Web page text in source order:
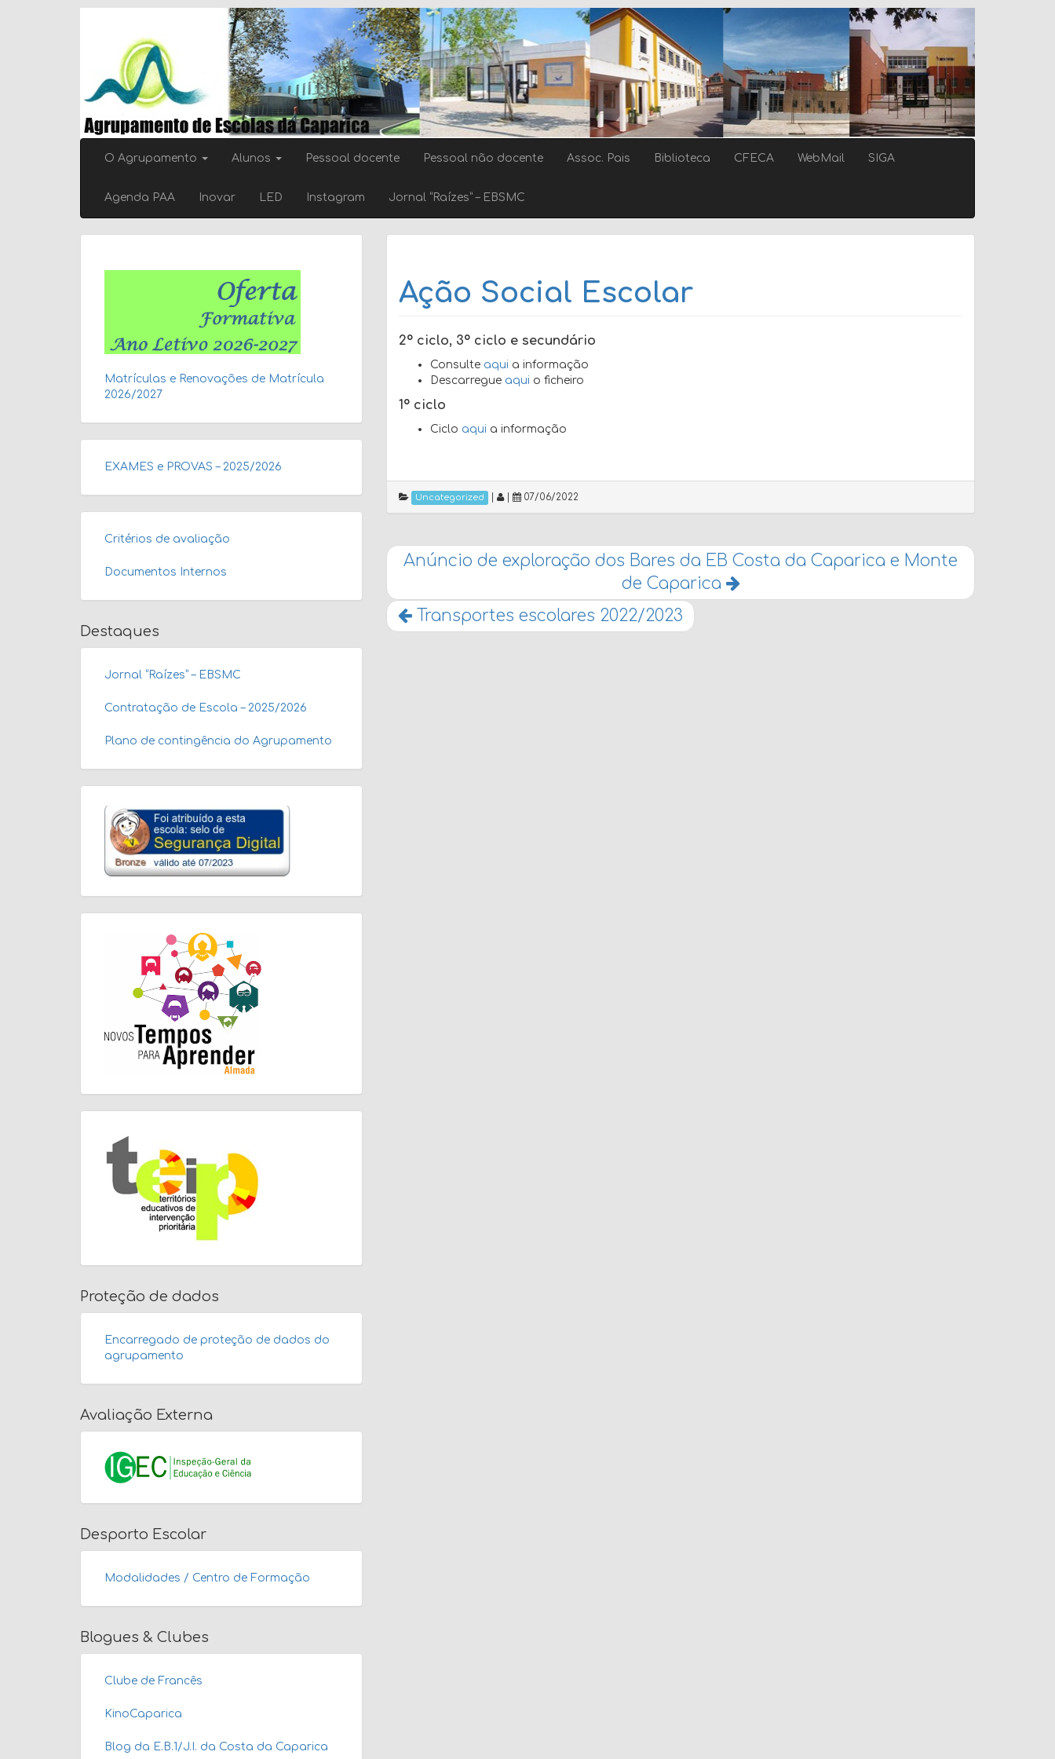
O Agrupamento Alunos Pessoal docente Pessoal não docente Assoc. Pais Biblioteca CFECA WebMail SIGA
Agenda PAA Inovar LED Instagram Jornal “Raízes” – EBSMC
Ação Social Escolar
2º ciclo, 3º ciclo e secundário
Consulte aqui a informação
Descarregue aqui o ficheiro
1º ciclo
Ciclo aqui a informação
Uncategorized 07/06/2022
Anúncio de exploração dos Bares da EB Costa da Caparica e Monte
de Caparica
Transportes escolares 2022/2023
Matrículas e Renovações de Matrícula
2026/2027
EXAMES e PROVAS – 2025/2026
Critérios de avaliação
Documentos Internos
Destaques
Jornal “Raízes” – EBSMC
Contratação de Escola – 2025/2026
Plano de contingência do Agrupamento
Proteção de dados
Encarregado de proteção de dados do
agrupamento
Avaliação Externa
Desporto Escolar
Modalidades / Centro de Formação
Blogues & Clubes
Clube de Francês
KinoCaparica
Blog da E.B.1/J.I. da Costa da Caparica